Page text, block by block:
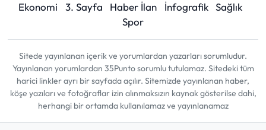
Ekonomi
3. Sayfa Haber İlan İnfografik Sağlık
Spor
Sitede yayınlanan içerik ve yorumlardan yazarları sorumludur.
Yayınlanan yorumlardan 35Punto sorumlu tutulamaz. Sitedeki tüm
harici linkler ayrı bir sayfada açılır. Sitemizde yayınlanan haber,
köşe yazıları ve fotoğraflar izin alınmaksızın kaynak gösterilse dahi,
herhangi bir ortamda kullanılamaz ve yayınlanamaz